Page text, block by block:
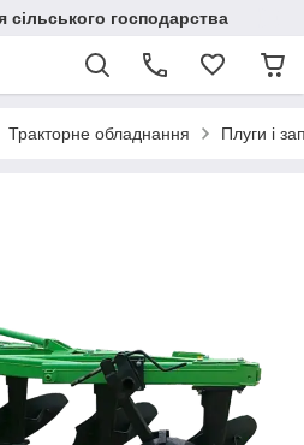
сільського господарства
Тракторне обладнання Плуги і